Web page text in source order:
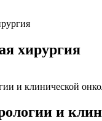
хирургия
и